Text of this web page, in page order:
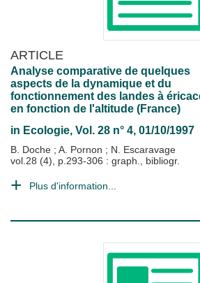
ARTICLE
Analyse comparative de quelques
aspects de la dynamique et du
fonctionnement des landes à
en fonction de l'altitude (France)
in Ecologie, Vol. 28 n° 4, 01/10/1997
B. Doche ; A. Pornon ; N. Escaravage
vol.28 (4), p.293-306 : graph., bibliogr.
Plus d'information...